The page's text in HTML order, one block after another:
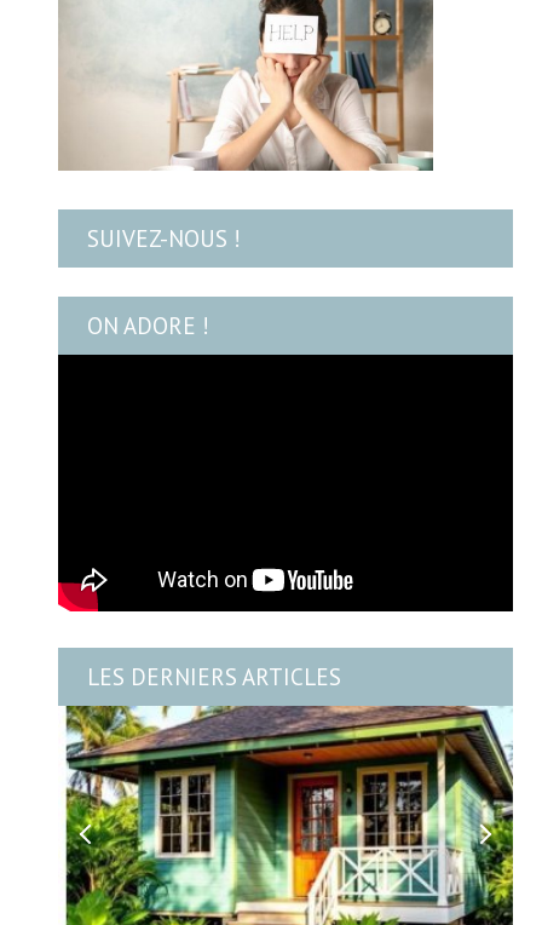
SUIVEZ-NOUS !
ON ADORE !
LES DERNIERS ARTICLES